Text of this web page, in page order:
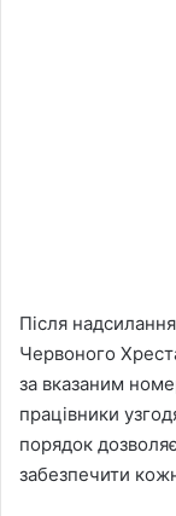
Після
Червоного
за вказаним
працівники
порядок
забезпечити